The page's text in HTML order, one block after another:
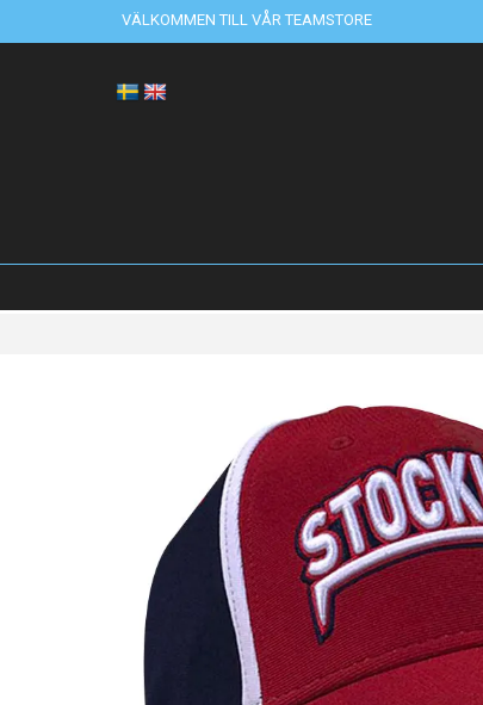
VÄLKOMMEN TILL VÅR TEAMSTORE